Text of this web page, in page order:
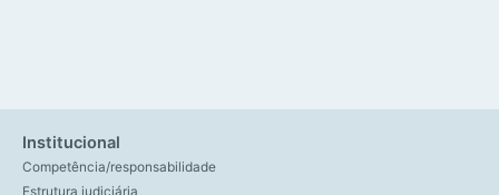
Institucional
Competência/responsabilidade
Estrutura judiciária